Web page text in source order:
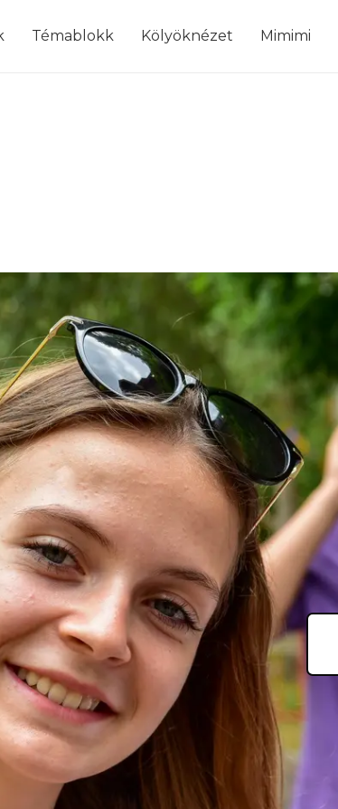
Témablokk Kölyöknézet Mimimi